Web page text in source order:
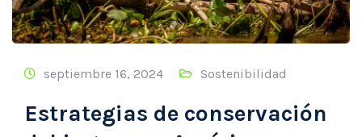
septiembre 16, 2024 Sostenibilidad
Estrategias de conservación